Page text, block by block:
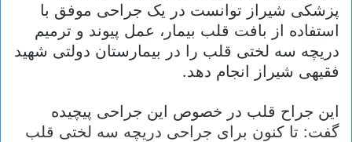
پزشکی شیراز توانست در یک جراحی موفق با
استفاده از بافت قلب بیمار، عمل پیوند و ترمیم
دریچه سه لختی قلب را در بیمارستان دولتی شهید
فقیهی شیراز انجام دهد.
این جراح قلب در خصوص این جراحی پیچیده
گفت: تا کنون برای جراحی دریچه سه لختی قلب